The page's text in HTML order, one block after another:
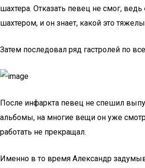
шахтера. Отказать певец не смог,
шахтером, и он знает, какой это
Затем последовал ряд гастролей по
После инфаркта певец не спешил
альбомы, на многие вещи он уже
работать не прекращал.
Именно в то время Александр